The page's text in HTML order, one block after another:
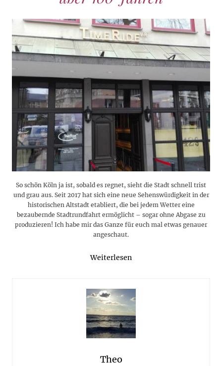
So schön Köln ja ist, sobald es regnet, sieht die Stadt schnell trist
und grau aus. Seit 2017 hat sich eine neue Sehenswürdigkeit in der
historischen Altstadt etabliert, die bei jedem Wetter eine
bezaubernde Stadtrundfahrt ermöglicht – sogar ohne Abgase zu
produzieren! Ich habe mir das Ganze für euch mal etwas genauer
angeschaut.
Weiterlesen
Theo